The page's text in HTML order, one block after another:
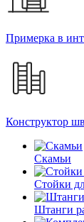
Примерка в
Конструктор
Скамьи
Стойки
Штанги